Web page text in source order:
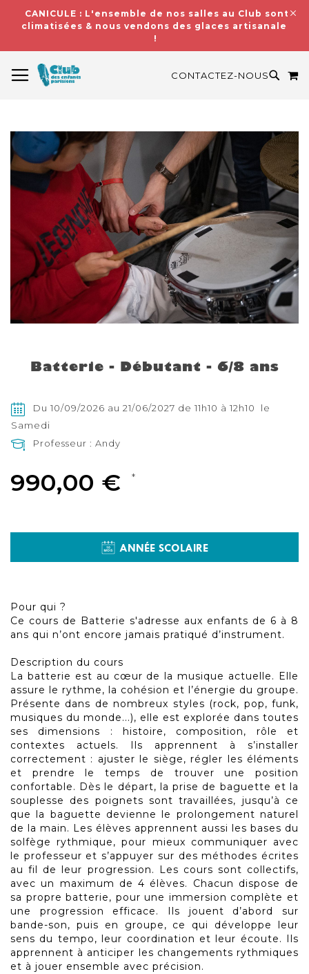
CANICULE : L'ensemble de nos salles au Club sont
climatisées & nous vendons des glaces artisanales
!
CONTACTEZ-NOUS
Skip
to
the
end
of
beginning
images
gallery
Batterie - Débutant - 6/8 ans
Du 10/09/2026 au 21/06/2027 de 11h10 à 12h10 le
Samedi
Professeur : Andy
990,00 €
ANNÉE SCOLAIRE
Pour qui ?
Ce cours de Batterie s'adresse aux enfants de 6 à 8
ans qui n’ont encore jamais pratiqué d’instrument.
Description du cours
La batterie est au cœur de la musique actuelle. Elle
assure le rythme, la cohésion et l’énergie du groupe.
Présente dans de nombreux styles (rock, pop, funk,
musiques du monde...), elle est explorée dans toutes
ses dimensions : histoire, composition, rôle et
contextes actuels. Ils apprennent à s’installer
correctement : ajuster le siège, régler les éléments
et prendre le temps de trouver une position
confortable. Dès le départ, la prise de baguette et la
souplesse des poignets sont travaillées, jusqu’à ce
que la baguette devienne le prolongement naturel
de la main. Les élèves apprennent aussi les bases du
solfège rythmique, pour mieux communiquer avec
le professeur et s’appuyer sur des méthodes écrites
au fil de leur progression. Les cours sont collectifs,
avec un maximum de 4 élèves. Chacun dispose de
sa propre batterie, pour une immersion complète et
une progression efficace. Ils jouent d’abord sur
bande-son, puis en groupe, ce qui développe leur
sens du tempo, leur coordination et leur écoute. Ils
apprennent à anticiper les changements rythmiques
et à jouer ensemble avec précision.